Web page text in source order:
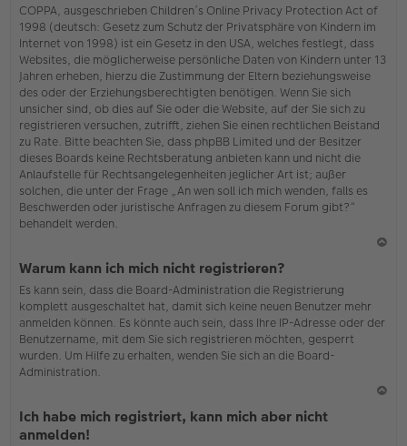
h
en
COPPA, ausgeschrieben Children’s Online Privacy Protection Act of
1998 (deutsch: Gesetz zum Schutz der Privatsphäre von Kindern im
Internet von 1998) ist ein Gesetz in den USA, welches festlegt, dass
Websites, die möglicherweise persönliche Daten von Kindern unter 13
Jahren erheben, hierzu die Zustimmung der Eltern beziehungsweise
des oder der Erziehungsberechtigten benötigen. Wenn Sie sich
unsicher sind, ob dies auf Sie oder die Website, auf der Sie sich zu
registrieren versuchen, zutrifft, ziehen Sie einen rechtlichen Beistand
zu Rate. Bitte beachten Sie, dass phpBB Limited und der Besitzer
dieses Boards keine Rechtsberatung anbieten kann und nicht die
Anlaufstelle für Rechtsangelegenheiten jeglicher Art ist; außer
solchen, die unter der Frage „An wen soll ich mich wenden, falls es
Beschwerden oder juristische Anfragen zu diesem Forum gibt?“
behandelt werden.
b
Warum kann ich mich nicht registrieren?
Es kann sein, dass die Board-Administration die Registrierung
komplett ausgeschaltet hat, damit sich keine neuen Benutzer mehr
anmelden können. Es könnte auch sein, dass Ihre IP-Adresse oder der
Benutzername, mit dem Sie sich registrieren möchten, gesperrt
wurden. Um Hilfe zu erhalten, wenden Sie sich an die Board-
Administration.
Ich habe mich registriert, kann mich aber nicht
anmelden!